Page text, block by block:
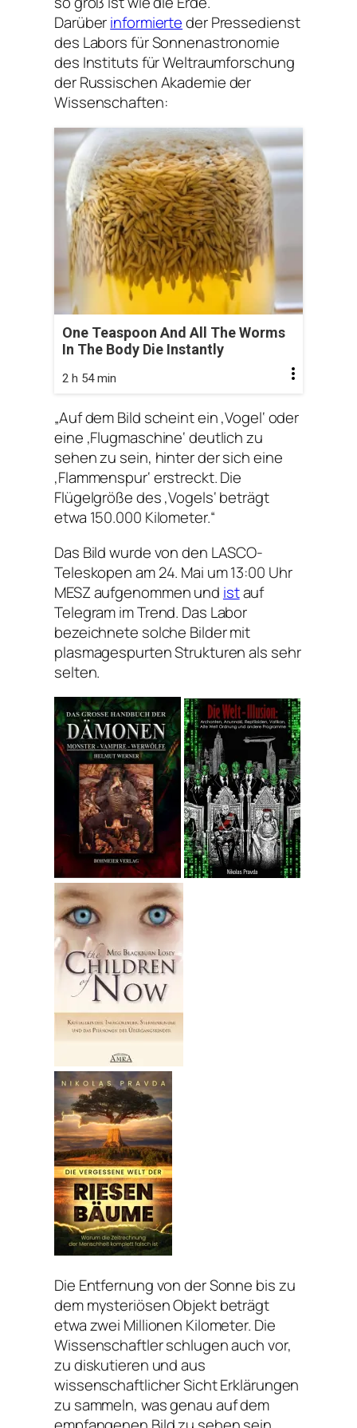
Darüberinformierteder Pressedienst
des Labors für Sonnenastronomie
des Instituts für Weltraumforschung
der Russischen Akademie der
Wissenschaften:
One Teaspoon And All The Worms
In The Body Die Instantly
2 h 54 min
„Auf dem Bild scheint ein ‚Vogel‘ oder
eine ‚Flugmaschine‘ deutlich zu
sehen zu sein, hinter der sich eine
‚Flammenspur‘ erstreckt. Die
Flügelgröße des ‚Vogels‘ beträgt
etwa 150.000 Kilometer.“
Das Bild wurde von den LASCO-
Teleskopen am 24. Mai um 13:00 Uhr
MESZ aufgenommen und istauf
Telegram im Trend. Das Labor
bezeichnete solche Bilder mit
plasmagespurten Strukturen als sehr
selten.
Die Entfernung von der Sonne bis zu
dem mysteriösen Objekt beträgt
etwa zwei Millionen Kilometer. Die
Wissenschaftler schlugen auch vor,
zu diskutieren und aus
wissenschaftlicher Sicht Erklärungen
zu sammeln, was genau auf dem